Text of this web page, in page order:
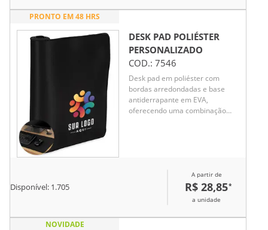
PRONTO EM 48 HRS
DESK PAD POLIÉSTER
PERSONALIZADO
COD.: 7546
Desk pad em poliéster com
bordas arredondadas e base
antiderrapante em EVA,
oferecendo uma combinação
Disponível: 1.705
A partir de
R$ 28,85*
a unidade
NOVIDADE